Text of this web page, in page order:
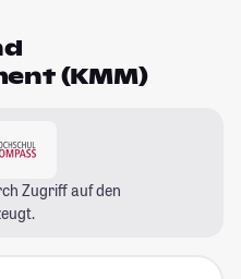
(KMM)
Zugriff auf den